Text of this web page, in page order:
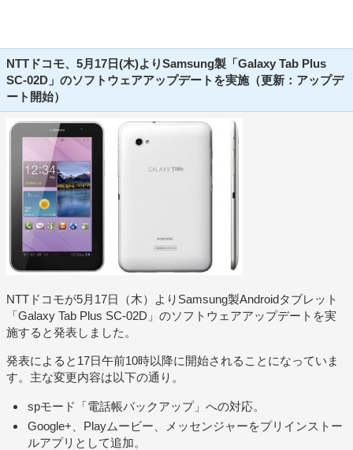
NTTドコモ、5月17日(木)よりSamsung製「Galaxy Tab Plus
SC-02D」のソフトウェアアップデートを実施（更新：アップデ
ート開始）
NTTドコモが5月17日（木）よりSamsung製Androidタブレット
「Galaxy Tab Plus SC-02D」のソフトウェアアップデートを実
施すると発表しました。
発表によると17日午前10時以降に開始されることになっていま
す。主な変更内容は以下の通り。
spモード「電話帳バックアップ」への対応。
Google+、Playムービー、メッセンジャーをプリインストー
ルアプリとして追加。